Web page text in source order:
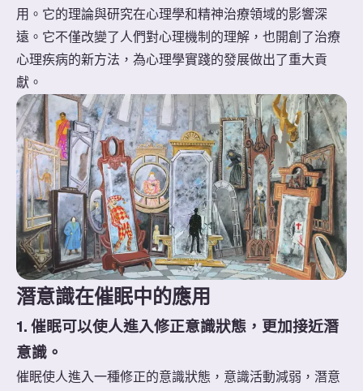
用。它的理論與研究在心理學和精神治療領域的影響深
遠。它不僅改變了人們對心理機制的理解，也開創了治療
心理疾病的新方法，為心理學實踐的發展做出了重大貢
獻。
潛意識在催眠中的應用
1. 催眠可以使人進入修正意識狀態，更加接近潛
意識。
催眠使人進入一種修正的意識狀態，意識活動減弱，潛意